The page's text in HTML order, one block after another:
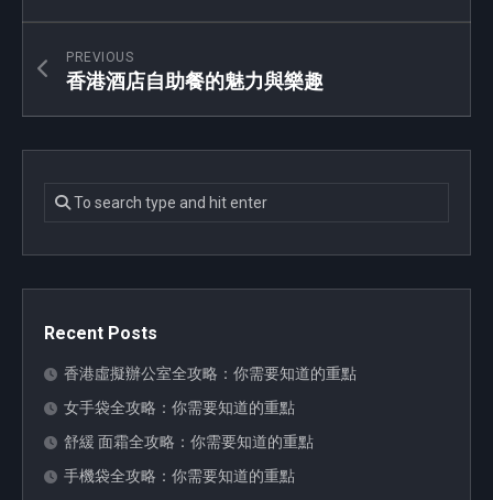
PREVIOUS
香港酒店自助餐的魅力與樂趣
Recent Posts
香港虛擬辦公室全攻略：你需要知道的重點
女手袋全攻略：你需要知道的重點
舒緩 面霜全攻略：你需要知道的重點
手機袋全攻略：你需要知道的重點